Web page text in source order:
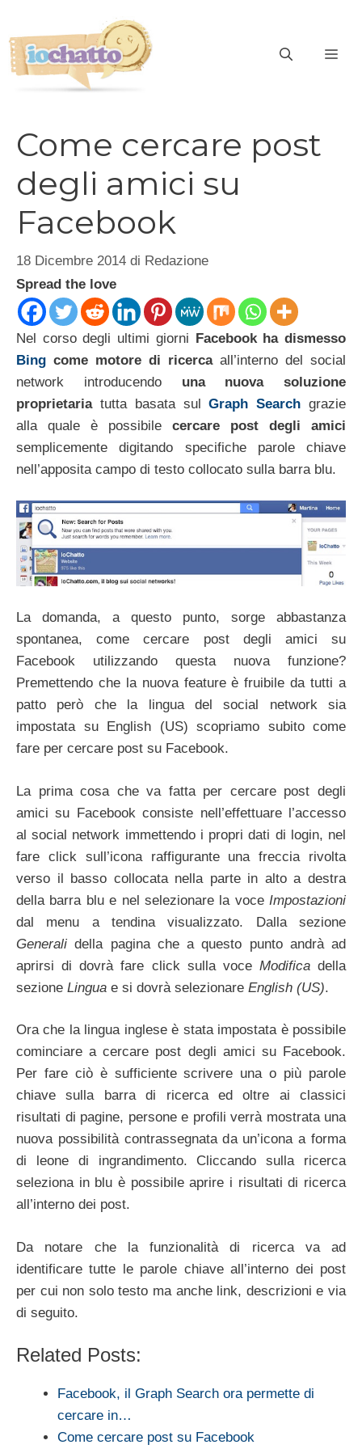
contenuto
Come cercare post
degli amici su
Facebook
18 Dicembre 2014 di Redazione
Spread the love
Nel corso degli ultimi giorni Facebook ha dismesso
Bing come motore di ricercaall’interno del social
network introducendo una nuova soluzione
proprietariatutta basata sulGraph Search grazie
alla quale è possibile cercare post degli amici
semplicemente digitando specifiche parole chiave
nell’apposita campo di testo collocato sulla barra blu.
La domanda, a questo punto, sorge abbastanza
spontanea, come cercare post degli amici su
Facebook utilizzando questa nuova funzione?
Premettendo che la nuova feature è fruibile da tutti a
patto però che la lingua del social network sia
impostata su English (US) scopriamo subito come
fare per cercare post su Facebook.
La prima cosa che va fatta per cercare post degli
amici su Facebook consiste nell’effettuare l’accesso
al social network immettendo i propri dati di login, nel
fare click sull’icona raffigurante una freccia rivolta
verso il basso collocata nella parte in alto a destra
della barra blu e nel selezionare la voce Impostazioni
dal menu a tendina visualizzato. Dalla sezione
Generali della pagina che a questo punto andrà ad
aprirsi di dovrà fare click sulla voce Modificadella
sezione Lingua e si dovrà selezionare English (US).
Ora che la lingua inglese è stata impostata è possibile
cominciare a cercare post degli amici su Facebook.
Per fare ciò è sufficiente scrivere una o più parole
chiave sulla barra di ricerca ed oltre ai classici
risultati di pagine, persone e profili verrà mostrata una
nuova possibilità contrassegnata da un’icona a forma
di leone di ingrandimento. Cliccando sulla ricerca
seleziona in blu è possibile aprire i risultati di ricerca
all’interno dei post.
Da notare che la funzionalità di ricerca va ad
identificare tutte le parole chiave all’interno dei post
per cui non solo testo ma anche link, descrizioni e via
di seguito.
Related Posts:
Facebook, il Graph Search ora permette di
cercare in…
Come cercare post su Facebook